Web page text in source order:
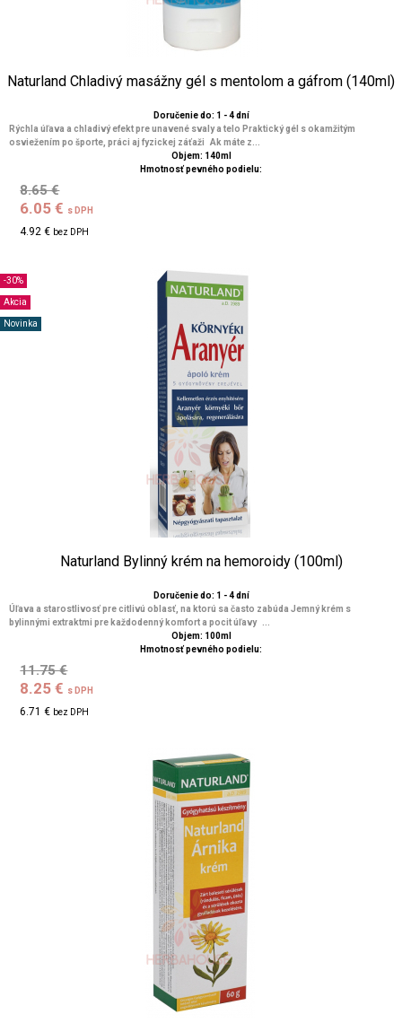
Naturland Chladivý masážny gél s mentolom a gáfrom (140ml)
Doručenie do: 1 - 4 dní
Rýchla úľava a chladivý efekt pre unavené svaly a telo Praktický gél s okamžitým
osviežením po športe, práci aj fyzickej záťaži Ak máte z...
Objem: 140ml
Hmotnosť pevného podielu:
8.65 €
6.05 € s DPH
4.92 € bez DPH
-30%
Akcia
Novinka
Naturland Bylinný krém na hemoroidy (100ml)
Doručenie do: 1 - 4 dní
Úľava a starostlivosť pre citlivú oblasť, na ktorú sa často zabúda Jemný krém s
bylinnými extraktmi pre každodenný komfort a pocit úľavy ...
Objem: 100ml
Hmotnosť pevného podielu:
11.75 €
8.25 € s DPH
6.71 € bez DPH